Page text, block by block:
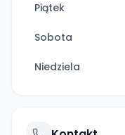
Piątek
Sobota
Niedziela